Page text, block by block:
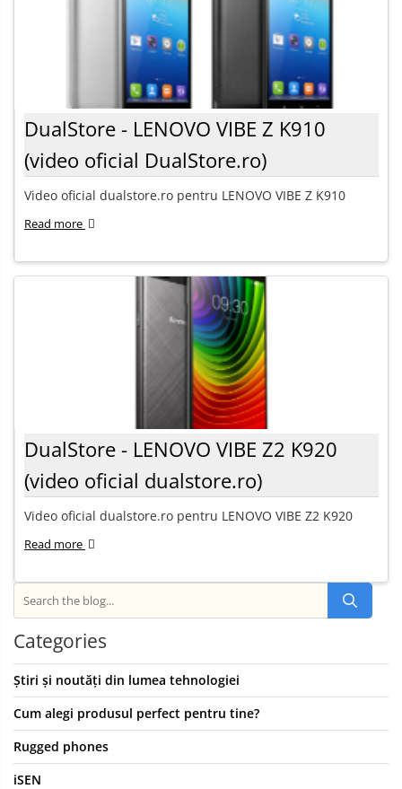
DualStore - LENOVO VIBE Z K910
(video oficial DualStore.ro)
Video oficial dualstore.ro pentru LENOVO VIBE Z K910
Read more
DualStore - LENOVO VIBE Z2 K920
(video oficial dualstore.ro)
Video oficial dualstore.ro pentru LENOVO VIBE Z2 K920
Read more
Categories
Știri și noutăți din lumea tehnologiei
Cum alegi produsul perfect pentru tine?
Rugged phones
iSEN